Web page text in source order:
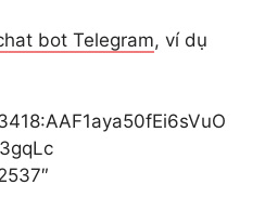
bot Telegram, ví dụ